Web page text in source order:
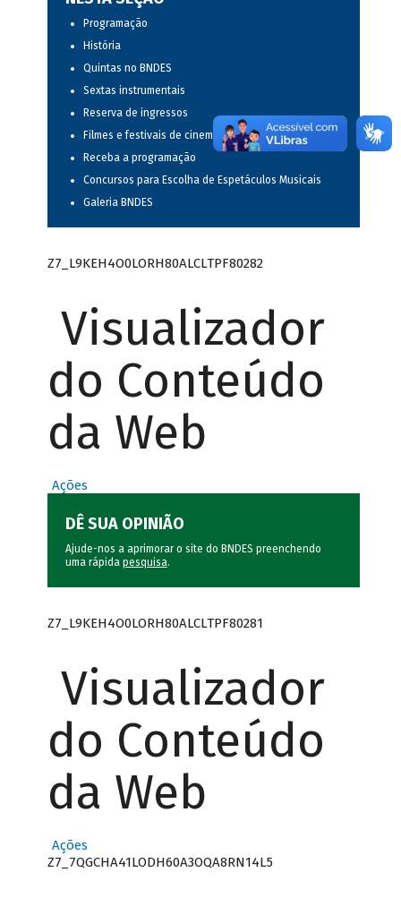
Programação
História
Quintas no BNDES
Sextas instrumentais
Reserva de ingressos
Filmes e festivais de cinema
Receba a programação
Concursos para Escolha de Espetáculos Musicais
Galeria BNDES
Z7_L9KEH4O0LORH80ALCLTPF80282
Visualizador
do Conteúdo
da Web
Ações
DÊ SUA OPINIÃO
Ajude-nos a aprimorar o site do BNDES preenchendo
uma rápida pesquisa.
Z7_L9KEH4O0LORH80ALCLTPF80281
Visualizador
do Conteúdo
da Web
Ações
Z7_7QGCHA41LODH60A3OQA8RN14L5